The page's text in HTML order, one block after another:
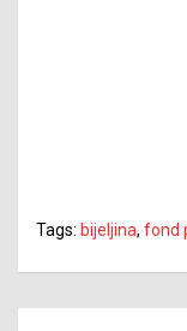
Tags: bijeljina, fond